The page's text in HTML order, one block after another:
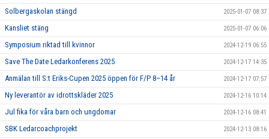
Solbergaskolan stängd 2025-01-07 08:37
Kansliet stäng 2025-01-07 06:06
Symposium riktad till kvinnor 2024-12-19 06:55
Save The Date Ledarkonferens 2025 2024-12-17 14:35
Anmälan till S:t Eriks-Cupen 2025 öppen för F/P 8–14 år 2024-12-17 07:57
Ny leverantör av idrottskläder 2025 2024-12-16 10:14
Jul fika för våra barn och ungdomar 2024-12-16 08:41
SBK Ledarcoachprojekt 2024-12-13 08:16